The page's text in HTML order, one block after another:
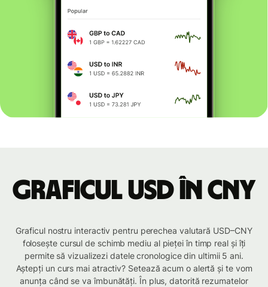
Graficul USD în CNY
Graficul nostru interactiv pentru perechea valutară USD–CNY
folosește cursul de schimb mediu al pieței în timp real și îți
permite să vizualizezi datele cronologice din ultimii 5 ani.
Aștepți un curs mai atractiv? Setează acum o alertă și te vom
anunța când se va îmbunătăți. În plus, datorită rezumatelor